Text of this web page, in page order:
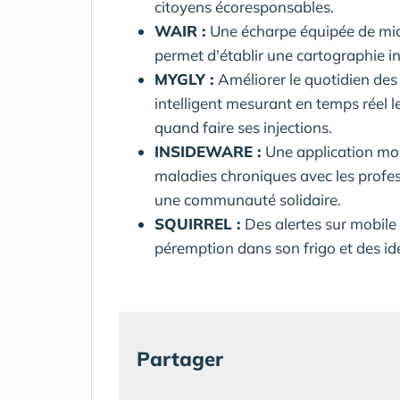
citoyens écoresponsables.
WAIR : Une écharpe équipée de
permet d'établir une cartographie
MYGLY: Améliorer le quotidien
intelligent mesurant en temps réel
quand faire ses injections.
INSIDEWARE : Une application
maladies chroniques avec les
une communauté solidaire.
SQUIRREL : Des alertes sur
péremption dans son frigo et des
Partager